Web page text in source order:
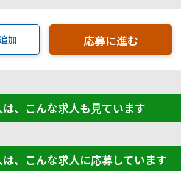
加 応募に進む
、こんな求人も見ています
、こんな求人に応募しています